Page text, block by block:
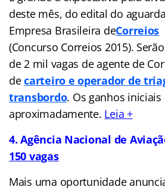
deste mês, do edital do
Empresa Brasileira deCorreios
(Concurso Correios 2015).
de 2 mil vagas de agente de
decarteiro e operador de
transbordo. Os ganhos iniciais
aproximadamente. Leia +
4. Agência Nacional de
150 vagas
Mais uma oportunidade